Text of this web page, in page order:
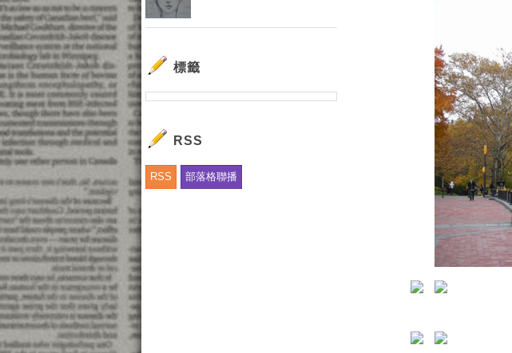
標籤
RSS
RSS 部落格聯播